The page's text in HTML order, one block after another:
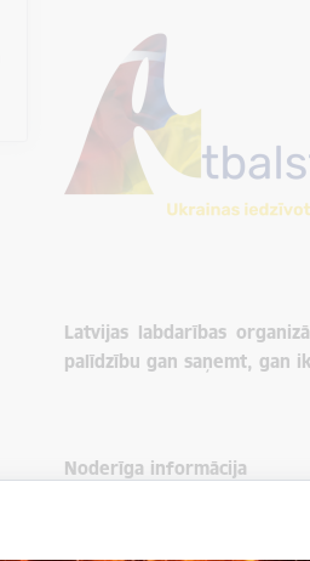
Latvijas labdarības
palīdzību gan saņemt, gan
Noderīga informācija